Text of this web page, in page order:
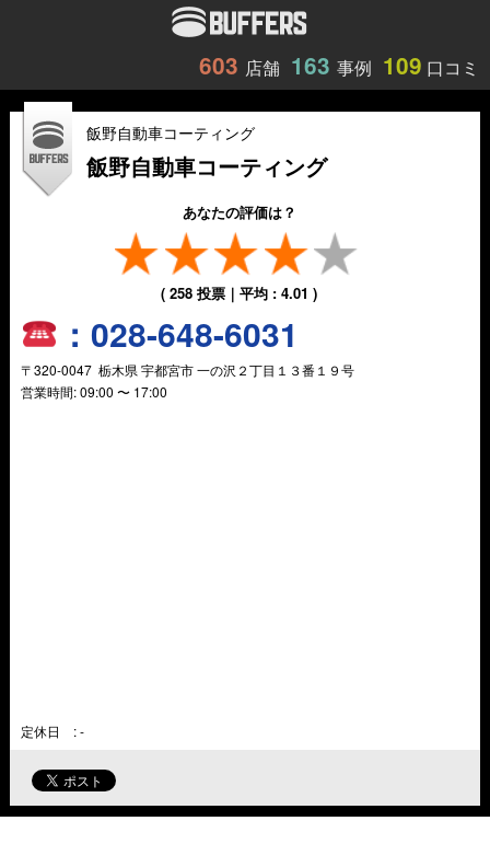
603 店舗 163 事例 109 口コミ
飯野自動車コーティング
飯野自動車コーティング
あなたの評価は？
(258 投票｜平均 :4.01 )
：028-648-6031
〒320-0047 栃木県 宇都宮市一の沢２丁目１３番１９号
営業時間: 09:00 〜 17:00
定休日 : -